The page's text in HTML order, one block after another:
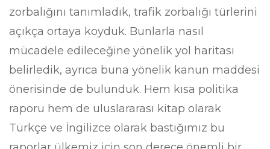
zorbalığını tanımladık, trafik zorbalığı türlerini
açıkça ortaya koyduk. Bunlarla nasıl
mücadele edileceğine yönelik yol haritası
belirledik, ayrıca buna yönelik kanun maddesi
önerisinde de bulunduk. Hem kısa politika
raporu hem de uluslararası kitap olarak
Türkçe ve İngilizce olarak bastığımız bu